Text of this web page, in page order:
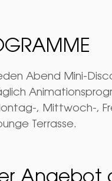
Abend Mini-
, Mittwoch-,
Terrasse.